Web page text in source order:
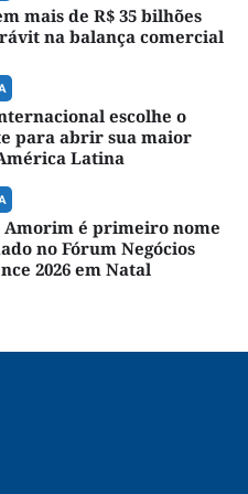
mais de R$ 35 bilhões
na balança comercial
escolhe o
para abrir sua maior
Latina
Amorim é primeiro nome
no Fórum Negócios
2026 em Natal